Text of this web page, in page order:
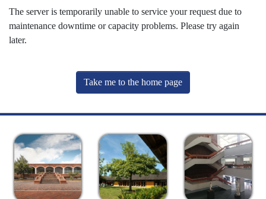
The server is temporarily unable to service your request due to
maintenance downtime or capacity problems. Please try again
later.
Take me to the home page